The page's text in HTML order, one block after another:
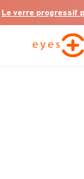
Le verre progressif